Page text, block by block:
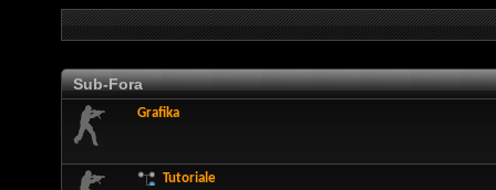
Sub-Fora
Grafika
Tutoriale